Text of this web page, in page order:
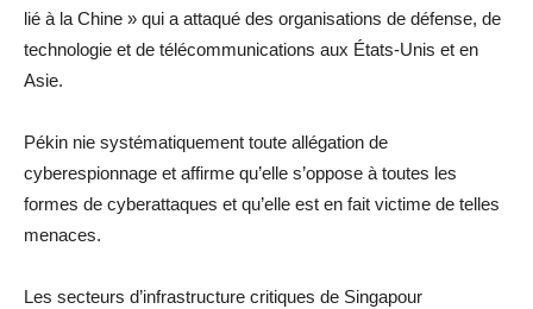
lié à la Chine » qui a attaqué des organisations de défense, de
technologie et de télécommunications aux États-Unis et en
Asie.
Pékin nie systématiquement toute allégation de
cyberespionnage et affirme qu’elle s’oppose à toutes les
formes de cyberattaques et qu’elle est en fait victime de telles
menaces.
Les secteurs d’infrastructure critiques de Singapour